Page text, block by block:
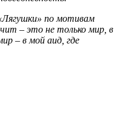
по мотивам
– это не только мир, в
– в мой аид, где